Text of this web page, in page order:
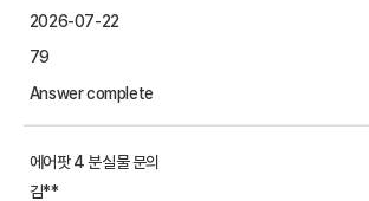
2026-07-22
79
Answer complete
에어팟 4 분실물 문의
김**